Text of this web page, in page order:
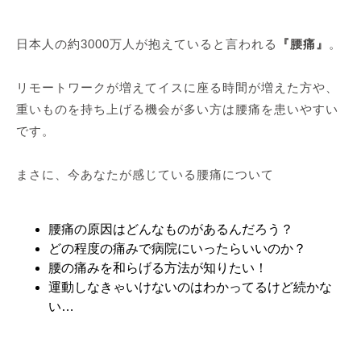
日本人の約3000万人が抱えていると言われる 『腰痛』 。
リモートワークが増えてイスに座る時間が増えた方や、
重いものを持ち上げる機会が多い方は腰痛を患いやすい
です。
まさに、今あなたが感じている腰痛について
腰痛の原因はどんなものがあるんだろう？
どの程度の痛みで病院にいったらいいのか？
腰の痛みを和らげる方法が知りたい！
運動しなきゃいけないのはわかってるけど続かな
い…